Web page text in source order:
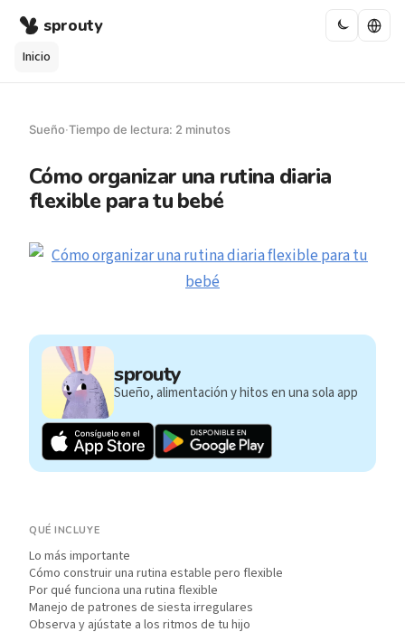
sprouty
Inicio
Sueño·Tiempo de lectura: 2 minutos
Cómo organizar una rutina diaria
flexible para tu bebé
sprouty
Sueño, alimentación y hitos en una sola app
QUÉ INCLUYE
Lo más importante
Cómo construir una rutina estable pero flexible
Por qué funciona una rutina flexible
Manejo de patrones de siesta irregulares
Observa y ajústate a los ritmos de tu hijo